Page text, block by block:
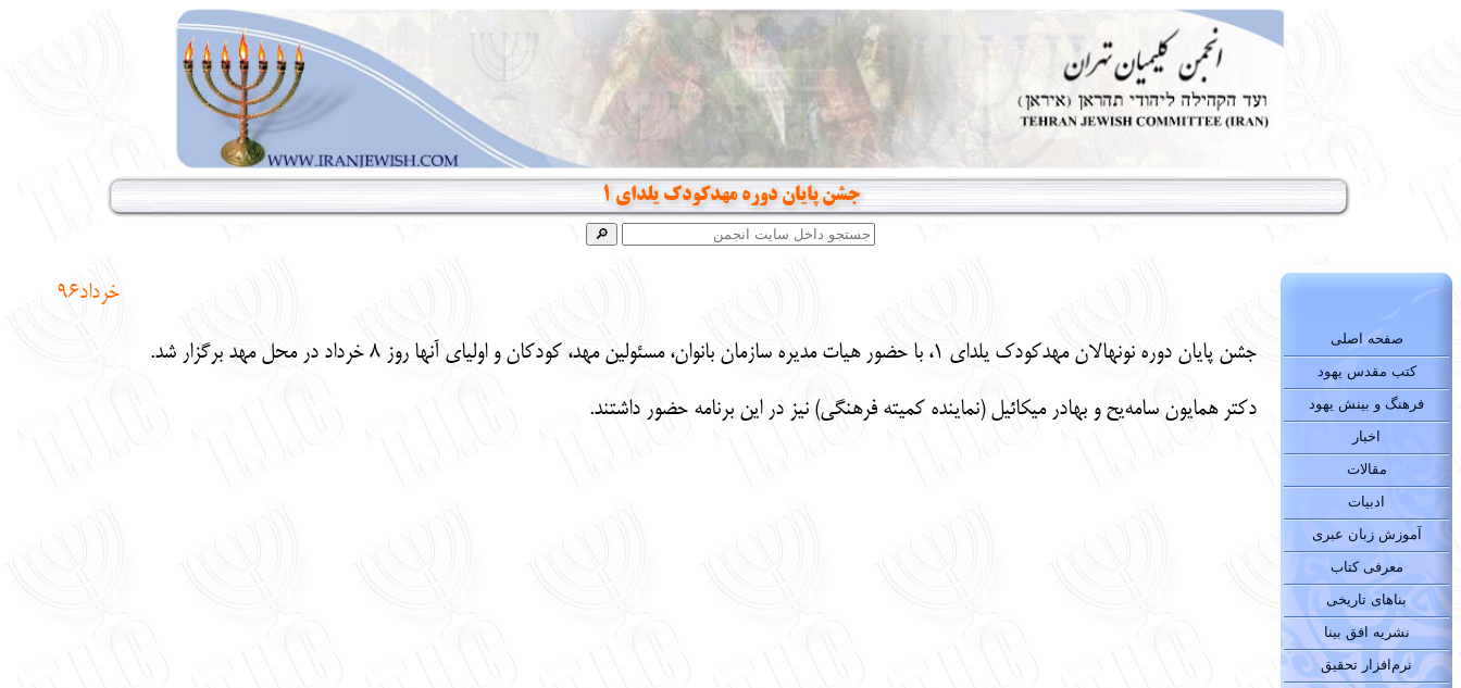
جشن پایان دوره مهدکودک یلدای 1
صفحه اصلی
کتب مقدس یهود
فرهنگ و بینش یهود
اخبار
مقالات
ادبیات
آموزش زبان عبری
معرفی کتاب
بناهای تاریخی
نشریه افق بینا
نرم‌افزار تحقیق
خرداد96
جشن پایان دوره نونهالان مهدکودک یلدای 1، با حضور هیات مدیره سازمان بانوان، مسئولین مهد، کودکان و اولیای آنها روز 8 خرداد در محل مهد برگزار شد.
دکتر همایون سامه‌یح و بهادر میکائیل (نماینده کمیته فرهنگی) نیز در این برنامه حضور داشتند.